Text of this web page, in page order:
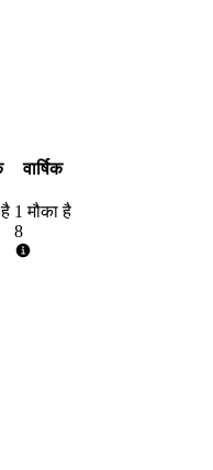
वार्षिक
1 मौका है
8